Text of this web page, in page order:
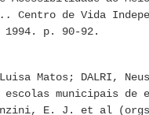
Centro de Vida
p. 90-92.
Luisa Matos; DALRI,
escolas municipais de
E. J. et al